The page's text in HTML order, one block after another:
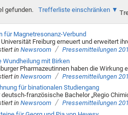
gefunden. Trefferliste einschränken
für Magnetresonanz-Verbund
Universität Freiburg erneuert und erweitert
in Newsroom / Pressemitteilungen
Wundheilung mit Birken
Pharmazeutinnen haben die
in Newsroom / Pressemitteilungen
für binationalen Studiengang
deutsch-französische Bachelor „Regio
in Newsroom / Pressemitteilungen